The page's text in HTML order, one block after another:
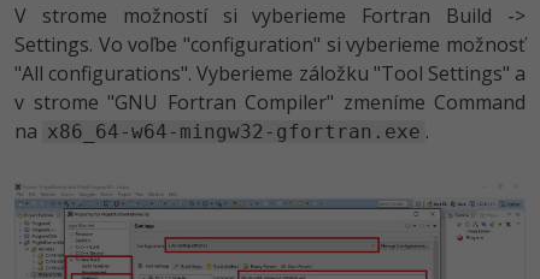
V strome možností si vyberieme Fortran Build ->
Settings. Vo voľbe "configuration" si vyberieme možnosť
"All configurations". Vyberieme záložku "Tool Settings" a
v strome "GNU Fortran Compiler" zmeníme Command
na x86_64-w64-mingw32-gfortran.exe .